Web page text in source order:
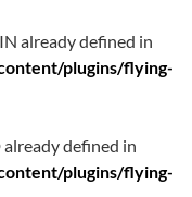
already defined in
plugins/flying-
defined in
plugins/flying-